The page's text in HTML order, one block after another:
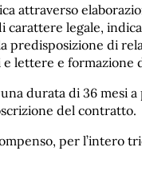
attraverso
carattere legale,
predisposizione di
lettere e formazione
una durata di 36 mesi
del contratto.
per l’intero